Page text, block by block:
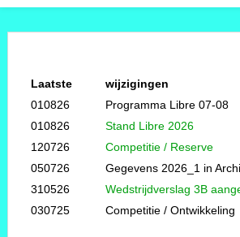
Laatste
wijzigingen
010826
Programma Libre 07-08
010826
Stand Libre 2026
120726
Competitie / Reserve
050726
Gegevens 2026_1 in
310526
Wedstrijdverslag 3B
030725
Competitie / Ontwikkeling